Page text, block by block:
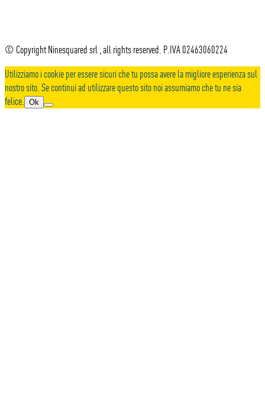
© Copyright Ninesquared srl , all rights reserved. P.IVA 02463060224
Utilizziamo i cookie per essere sicuri che tu possa avere la migliore esperienza sul
nostro sito. Se continui ad utilizzare questo sito noi assumiamo che tu ne sia
felice.
Ok